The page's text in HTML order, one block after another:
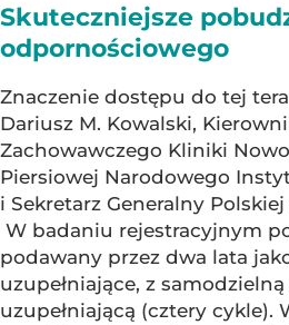
Skuteczniejsze
odpornościowego
Znaczenie dostępu do tej
Dariusz M. Kowalski,
Zachowawczego Kliniki
Piersiowej Narodowego
i Sekretarz Generalny Polskiej
W badaniu rejestracyjnym
podawany przez dwa lata
uzupełniające, z
uzupełniającą (cztery cykle).